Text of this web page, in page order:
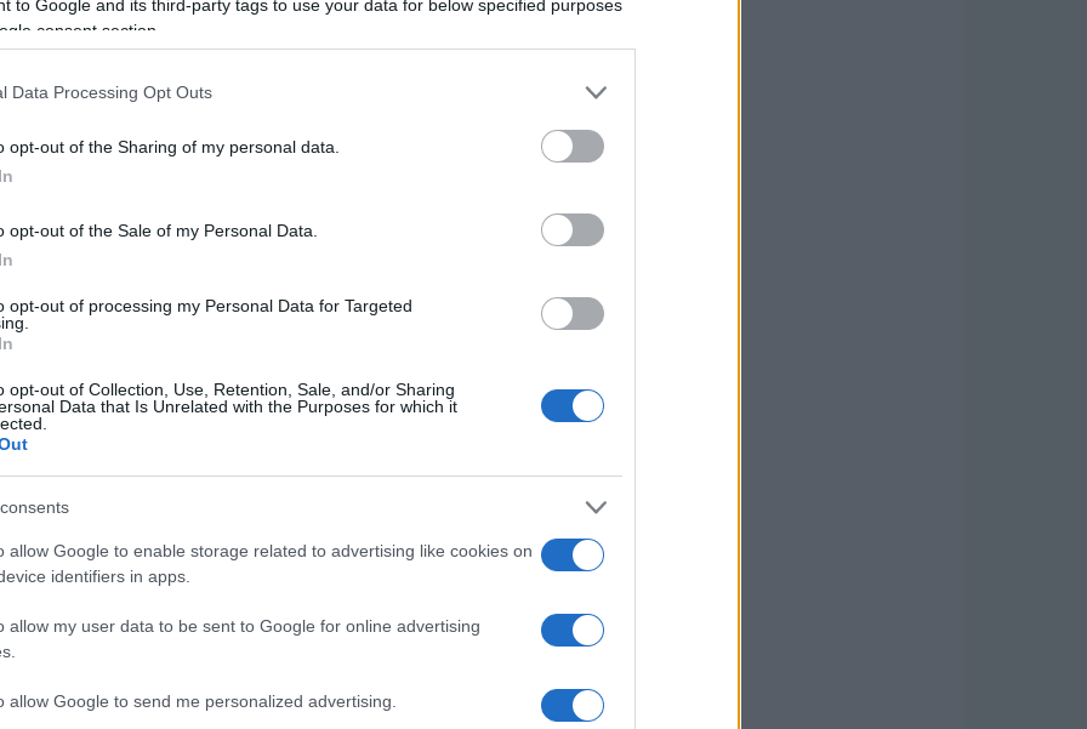
to Google and its third-party tags to use your data for below specified purposes
consent section.
Data Processing Opt Outs
opt-out of the Sharing of my personal data.
opt-out of the Sale of my Personal Data.
opt-out of processing my Personal Data for Targeted
opt-out of Collection, Use, Retention, Sale, and/or Sharing
Data that Is Unrelated with the Purposes for which it
allow Google to enable storage related to advertising like cookies on
identifiers in apps.
allow my user data to be sent to Google for online advertising
allow Google to send me personalized advertising.
di Taiwan con gli Stati
un surplus commerciale con gli Stati Uniti
significativo rispetto ai 65 miliardi del 2024.
all’incremento della domanda di prodotti
artificiale. Ma la pressione dei
concreta per la sostenibilità di questo
taiwanese ha introdotto un pacchetto di
Attualmente, circa l’80% delle
che include semiconduttori e altri prodotti
di un aumento delle aliquote doganali sul